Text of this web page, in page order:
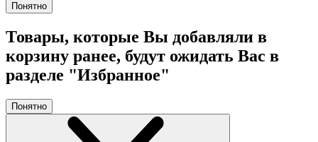
Понятно
Товары, которые Вы добавляли в
корзину ранее, будут ожидать Вас в
разделе "Избранное"
Понятно